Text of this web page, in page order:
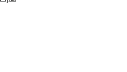
z vašimi
vendar vam lahko
spletno uporabniško